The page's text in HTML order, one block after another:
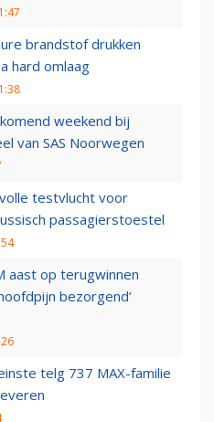
brandstof drukken
hard omlaag
weekend bij
van SAS Noorwegen
testvlucht voor
passagierstoestel
aast op terugwinnen
bezorgend’
telg 737 MAX-familie